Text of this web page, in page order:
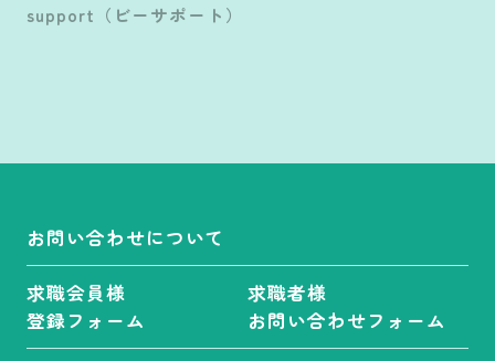
support（ビーサポート）
お問い合わせについて
求職会員様
登録フォーム
求職者様
お問い合わせフォーム